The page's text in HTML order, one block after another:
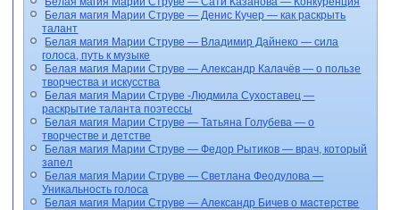
Белая магия Марии Струве — Денис Кучер — как раскрыть
талант
Белая магия Марии Струве — Владимир Дайнеко — сила
голоса, путь к музыке
Белая магия Марии Струве — Александр Калачёв — о пользе
творчества и искусства
Белая магия Марии Струве -Людмила Сухоставец —
раскрытие таланта поэтессы
Белая магия Марии Струве — Татьяна Голубева — о
творчестве и детстве
Белая магия Марии Струве — Федор Рытиков — врач, который
запел
Белая магия Марии Струве — Светлана Феодулова —
Уникальность голоса
Белая магия Марии Струве — Александр Бичев о мастерстве